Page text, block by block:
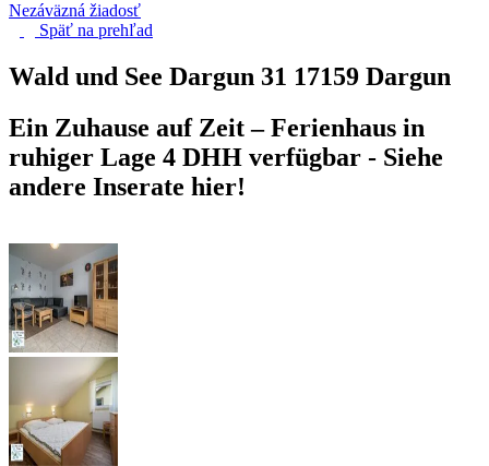
Nezáväzná žiadosť
Späť na prehľad
Wald und See Dargun 31 17159 Dargun
Ein Zuhause auf Zeit – Ferienhaus in
ruhiger Lage 4 DHH verfügbar - Siehe
andere Inserate hier!